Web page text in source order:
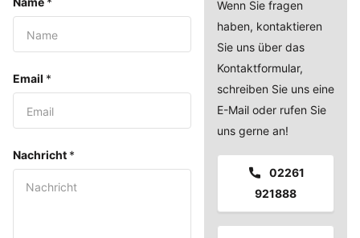
Email *
Nachricht *
Wenn Sie fragen
haben, kontaktieren
Sie uns über das
Kontaktformular,
schreiben Sie uns eine
E-Mail oder rufen Sie
uns gerne an!
02261
921888